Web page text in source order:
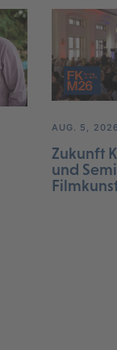
AUG. 5, 2026
Zukunft
und